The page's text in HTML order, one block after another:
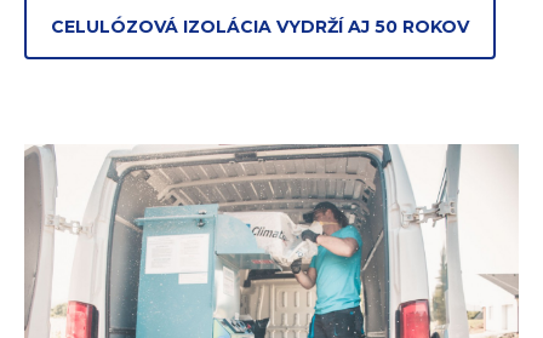
CELULÓZOVÁ IZOLÁCIA VYDRŽÍ AJ 50 ROKOV